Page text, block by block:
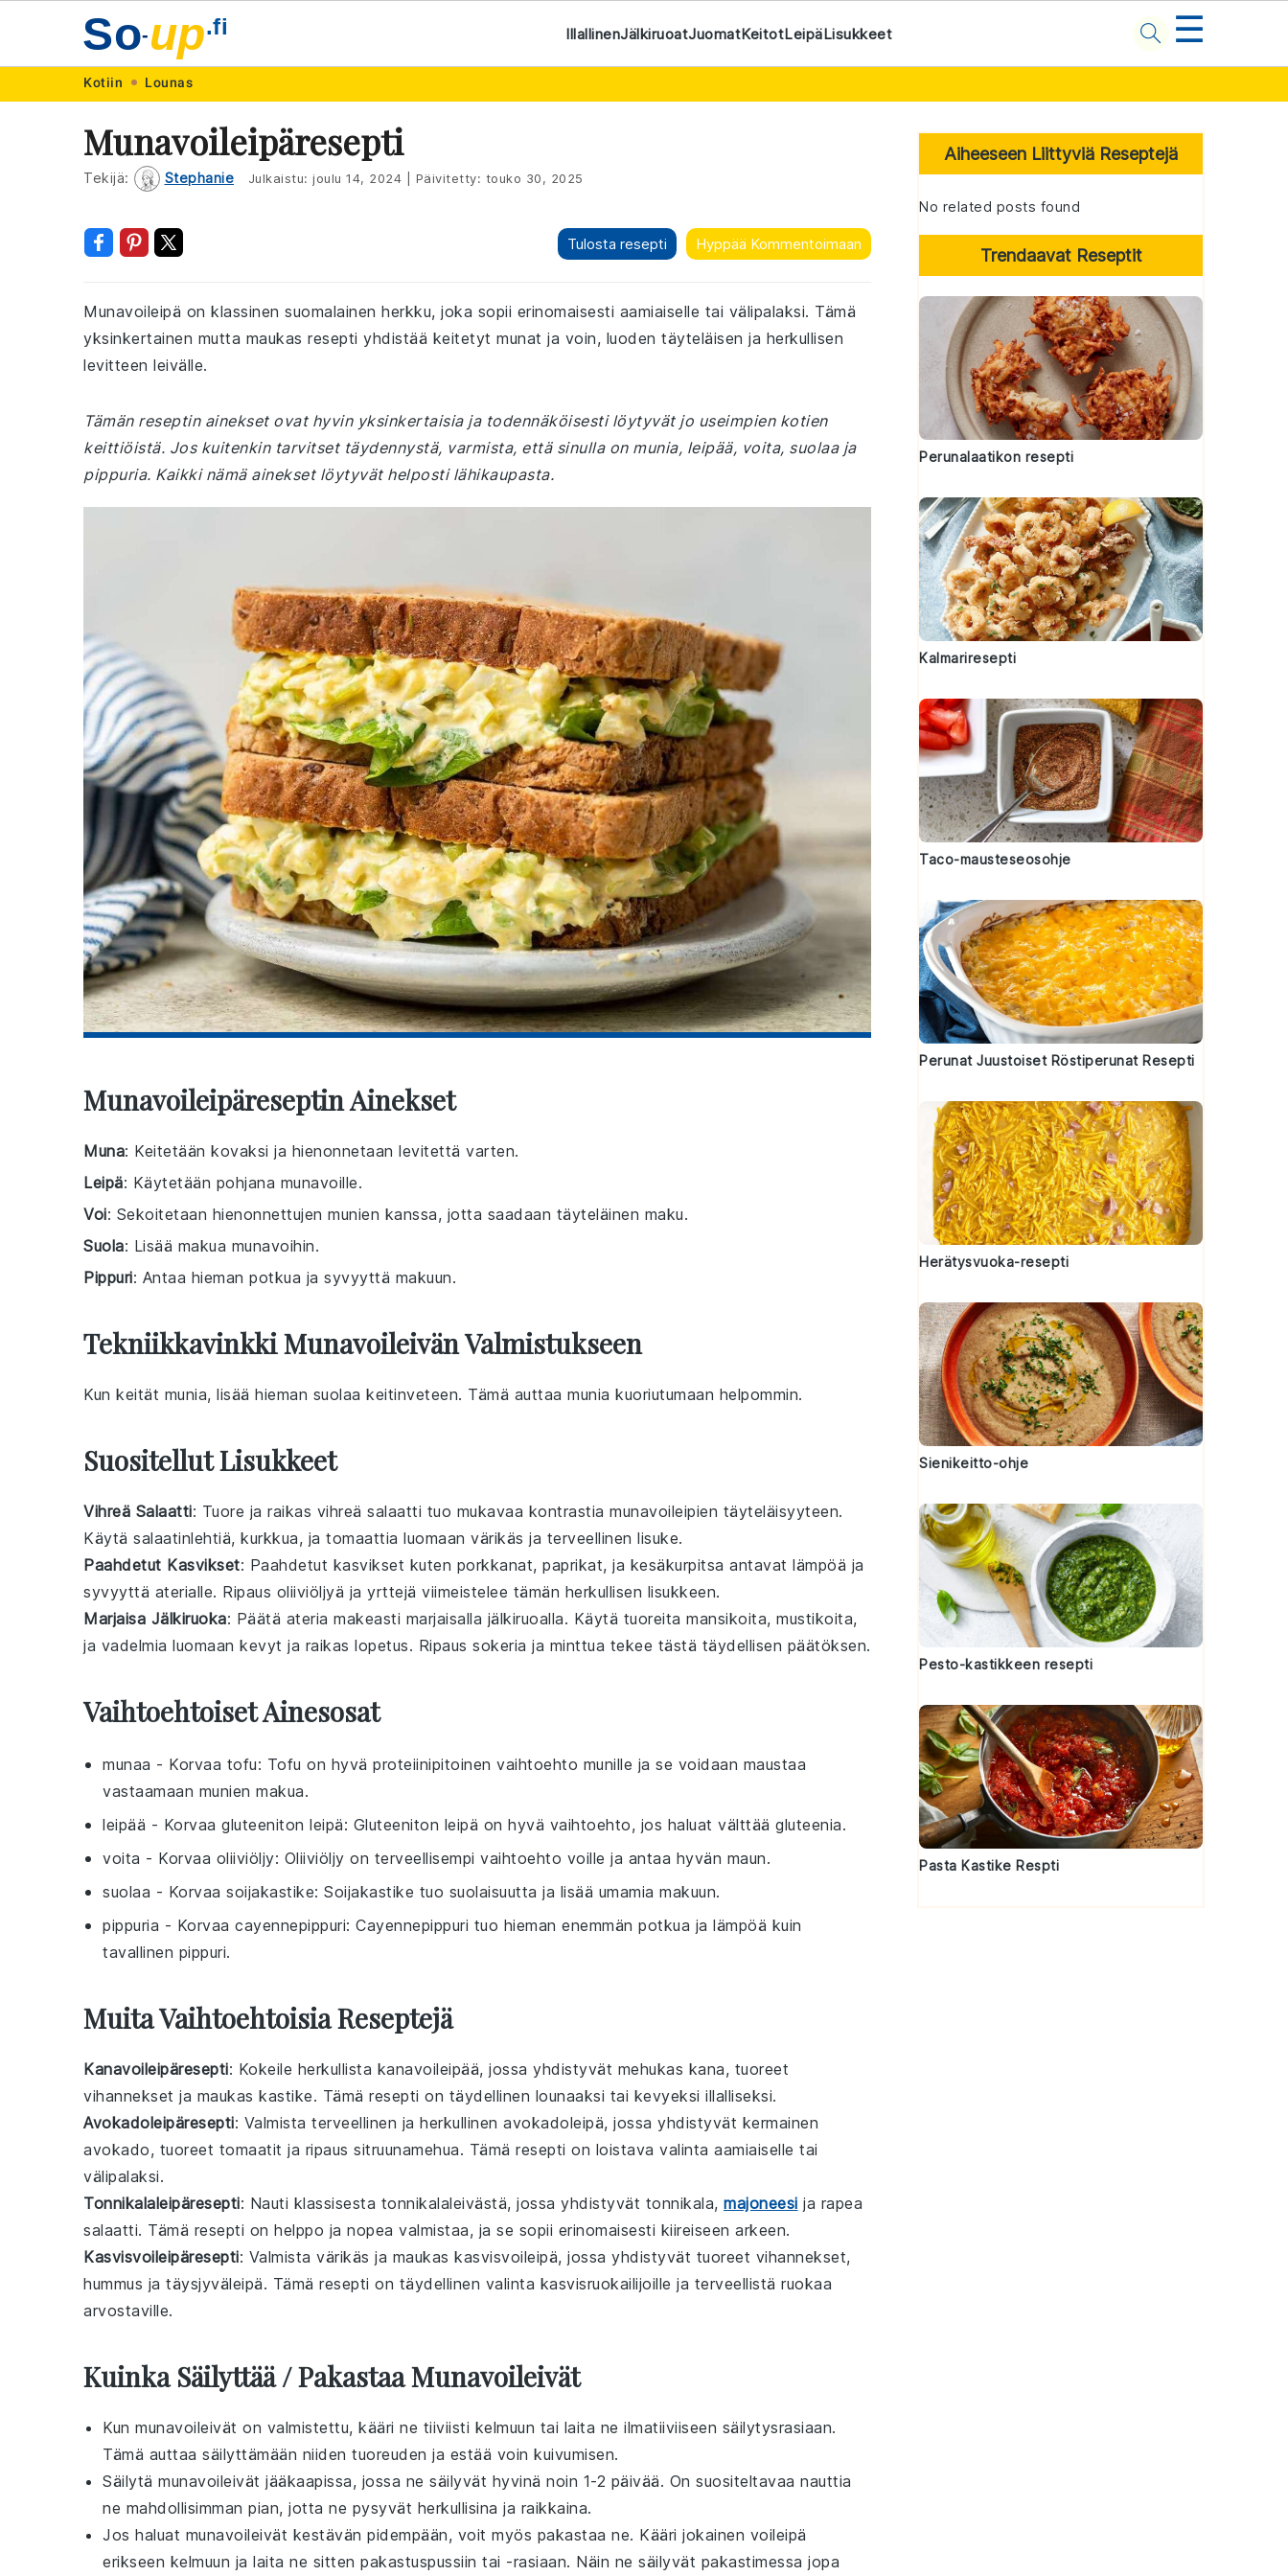
navigation
content
So-up.fi IllallinenJälkiruoatJuomatKeitotLeipäLisukkeet ☰
Kotiin Lounas
Munavoileipäresepti
Tekijä: Stephanie Julkaistu: joulu 14, 2024 Päivitetty: touko 30, 2025
Tulosta resepti Hyppää Kommentoimaan
Munavoileipä on klassinen suomalainen herkku, joka sopii erinomaisesti aamiaiselle tai välipalaksi. Tämä
yksinkertainen mutta maukas resepti yhdistää keitetyt munat ja voin, luoden täyteläisen ja herkullisen
levitteen leivälle.
Tämän reseptin ainekset ovat hyvin yksinkertaisia ja todennäköisesti löytyvät jo useimpien kotien
keittiöistä. Jos kuitenkin tarvitset täydennystä, varmista, että sinulla on munia, leipää, voita, suolaa ja
pippuria. Kaikki nämä ainekset löytyvät helposti lähikaupasta.
Munavoileipäreseptin Ainekset
Muna: Keitetään kovaksi ja hienonnetaan levitettä varten.
Leipä: Käytetään pohjana munavoille.
Voi: Sekoitetaan hienonnettujen munien kanssa, jotta saadaan täyteläinen maku.
Suola: Lisää makua munavoihin.
Pippuri: Antaa hieman potkua ja syvyyttä makuun.
Tekniikkavinkki Munavoileivän Valmistukseen
Kun keität munia, lisää hieman suolaa keitinveteen. Tämä auttaa munia kuoriutumaan helpommin.
Suositellut Lisukkeet
Vihreä Salaatti: Tuore ja raikas vihreä salaatti tuo mukavaa kontrastia munavoileipien täyteläisyyteen.
Käytä salaatinlehtiä, kurkkua, ja tomaattia luomaan värikäs ja terveellinen lisuke.
Paahdetut Kasvikset: Paahdetut kasvikset kuten porkkanat, paprikat, ja kesäkurpitsa antavat lämpöä ja
syvyyttä aterialle. Ripaus oliiviöljyä ja yrttejä viimeistelee tämän herkullisen lisukkeen.
Marjaisa Jälkiruoka: Päätä ateria makeasti marjaisalla jälkiruoalla. Käytä tuoreita mansikoita, mustikoita,
ja vadelmia luomaan kevyt ja raikas lopetus. Ripaus sokeria ja minttua tekee tästä täydellisen päätöksen.
Vaihtoehtoiset Ainesosat
munaa - Korvaa tofu: Tofu on hyvä proteiinipitoinen vaihtoehto munille ja se voidaan maustaa
vastaamaan munien makua.
leipää - Korvaa gluteeniton leipä: Gluteeniton leipä on hyvä vaihtoehto, jos haluat välttää gluteenia.
voita - Korvaa oliiviöljy: Oliiviöljy on terveellisempi vaihtoehto voille ja antaa hyvän maun.
suolaa - Korvaa soijakastike: Soijakastike tuo suolaisuutta ja lisää umamia makuun.
pippuria - Korvaa cayennepippuri: Cayennepippuri tuo hieman enemmän potkua ja lämpöä kuin
tavallinen pippuri.
Muita Vaihtoehtoisia Reseptejä
Kanavoileipäresepti: Kokeile herkullista kanavoileipää, jossa yhdistyvät mehukas kana, tuoreet
vihannekset ja maukas kastike. Tämä resepti on täydellinen lounaaksi tai kevyeksi illalliseksi.
Avokadoleipäresepti: Valmista terveellinen ja herkullinen avokadoleipä, jossa yhdistyvät kermainen
avokado, tuoreet tomaatit ja ripaus sitruunamehua. Tämä resepti on loistava valinta aamiaiselle tai
välipalaksi.
Tonnikalaleipäresepti: Nauti klassisesta tonnikalaleivästä, jossa yhdistyvät tonnikala, majoneesi ja rapea
salaatti. Tämä resepti on helppo ja nopea valmistaa, ja se sopii erinomaisesti kiireiseen arkeen.
Kasvisvoileipäresepti: Valmista värikäs ja maukas kasvisvoileipä, jossa yhdistyvät tuoreet vihannekset,
hummus ja täysjyväleipä. Tämä resepti on täydellinen valinta kasvisruokailijoille ja terveellistä ruokaa
arvostaville.
Kuinka Säilyttää / Pakastaa Munavoileivät
Kun munavoileivät on valmistettu, kääri ne tiiviisti kelmuun tai laita ne ilmatiiviiseen säilytysrasiaan.
Tämä auttaa säilyttämään niiden tuoreuden ja estää voin kuivumisen.
Säilytä munavoileivät jääkaapissa, jossa ne säilyvät hyvinä noin 1-2 päivää. On suositeltavaa nauttia
ne mahdollisimman pian, jotta ne pysyvät herkullisina ja raikkaina.
Jos haluat munavoileivät kestävän pidempään, voit myös pakastaa ne. Kääri jokainen voileipä
erikseen kelmuun ja laita ne sitten pakastuspussiin tai -rasiaan. Näin ne säilyvät pakastimessa jopa
Primary
Sidebar
Aiheeseen Liittyviä Reseptejä
No related posts found
Trendaavat Reseptit
Perunalaatikon resepti
Kalmariresepti
Taco-mausteseosohje
Perunat Juustoiset Röstiperunat Resepti
Herätysvuoka-resepti
Sienikeitto-ohje
Pesto-kastikkeen resepti
Pasta Kastike Respti